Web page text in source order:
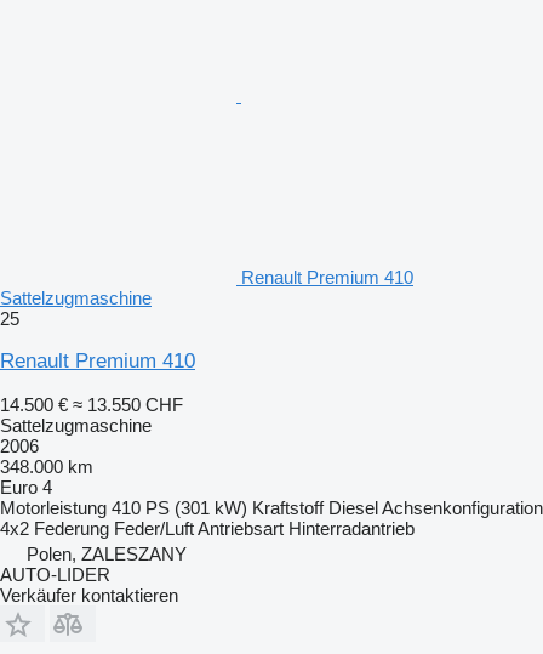
Renault Premium 410
Sattelzugmaschine
25
Renault Premium 410
14.500 € ≈ 13.550 CHF
Sattelzugmaschine
2006
348.000 km
Euro 4
Motorleistung 410 PS (301 kW) Kraftstoff DieselAchsenkonfiguration
4x2 Federung Feder/LuftAntriebsart Hinterradantrieb
Polen, ZALESZANY
AUTO-LIDER
Verkäufer kontaktieren